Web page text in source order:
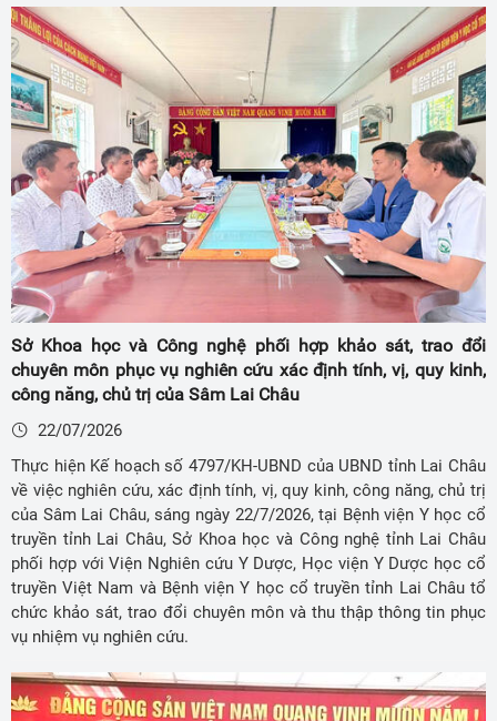
Sở Khoa học và Công nghệ phối hợp khảo sát, trao đổi
chuyên môn phục vụ nghiên cứu xác định tính, vị, quy kinh,
công năng, chủ trị của Sâm Lai Châu
22/07/2026
Thực hiện Kế hoạch số 4797/KH-UBND của UBND tỉnh Lai Châu
về việc nghiên cứu, xác định tính, vị, quy kinh, công năng, chủ trị
của Sâm Lai Châu, sáng ngày 22/7/2026, tại Bệnh viện Y học cổ
truyền tỉnh Lai Châu, Sở Khoa học và Công nghệ tỉnh Lai Châu
phối hợp với Viện Nghiên cứu Y Dược, Học viện Y Dược học cổ
truyền Việt Nam và Bệnh viện Y học cổ truyền tỉnh Lai Châu tổ
chức khảo sát, trao đổi chuyên môn và thu thập thông tin phục
vụ nhiệm vụ nghiên cứu.